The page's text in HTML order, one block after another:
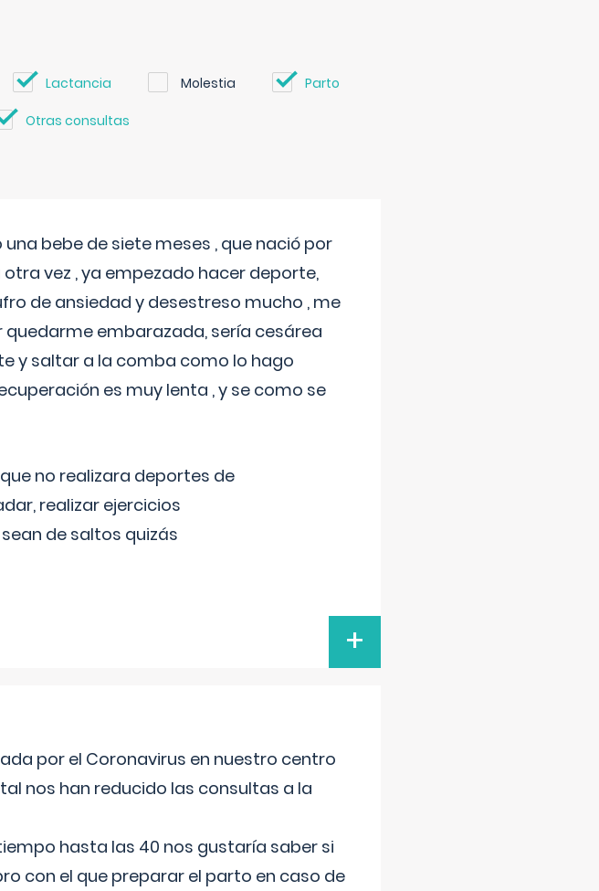
Lactancia Molestia Parto
Otras consultas
bebe de siete meses , que nació por
vez , ya empezado hacer deporte,
de ansiedad y desestreso mucho , me
embarazada, sería cesárea
y saltar a la comba como lo hago
es muy lenta , y se como se
no realizara deportes de
realizar ejercicios
de saltos quizás
+
por el Coronavirus en nuestro centro
nos han reducido las consultas a la
hasta las 40 nos gustaría saber si
con el que preparar el parto en caso de